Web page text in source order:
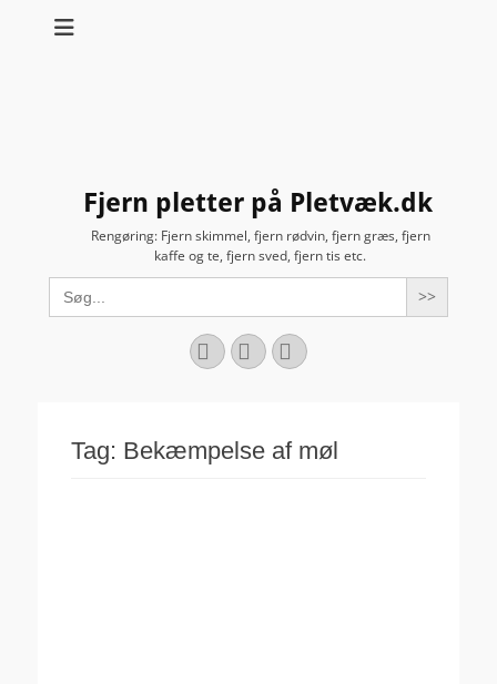
Fjern pletter på Pletvæk.dk
Rengøring: Fjern skimmel, fjern rødvin, fjern græs, fjern
kaffe og te, fjern sved, fjern tis etc.
Search
for:
Facebook
YouTubeInstagram
Tag: Bekæmpelse af møl